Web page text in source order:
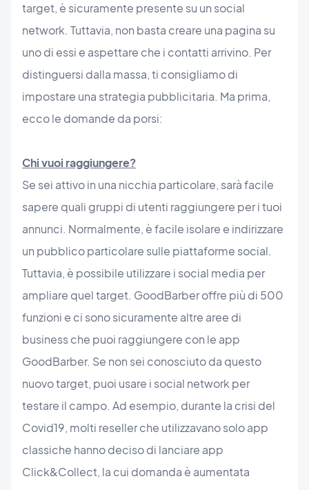
target, è sicuramente presente su un social
network. Tuttavia, non basta creare una pagina su
uno di essi e aspettare che i contatti arrivino. Per
distinguersi dalla massa, ti consigliamo di
impostare una strategia pubblicitaria. Ma prima,
ecco le domande da porsi:
Chi vuoi raggiungere?
Se sei attivo in una nicchia particolare, sarà facile
sapere quali gruppi di utenti raggiungere per i tuoi
annunci. Normalmente, è facile isolare e indirizzare
un pubblico particolare sulle piattaforme social.
Tuttavia, è possibile utilizzare i social media per
ampliare quel target. GoodBarber offre più di 500
funzioni e ci sono sicuramente altre aree di
business che puoi raggiungere con le app
GoodBarber. Se non sei conosciuto da questo
nuovo target, puoi usare i social network per
testare il campo. Ad esempio, durante la crisi del
Covid19, molti reseller che utilizzavano solo app
classiche hanno deciso di lanciare app
Click&Collect, la cui domanda è aumentata